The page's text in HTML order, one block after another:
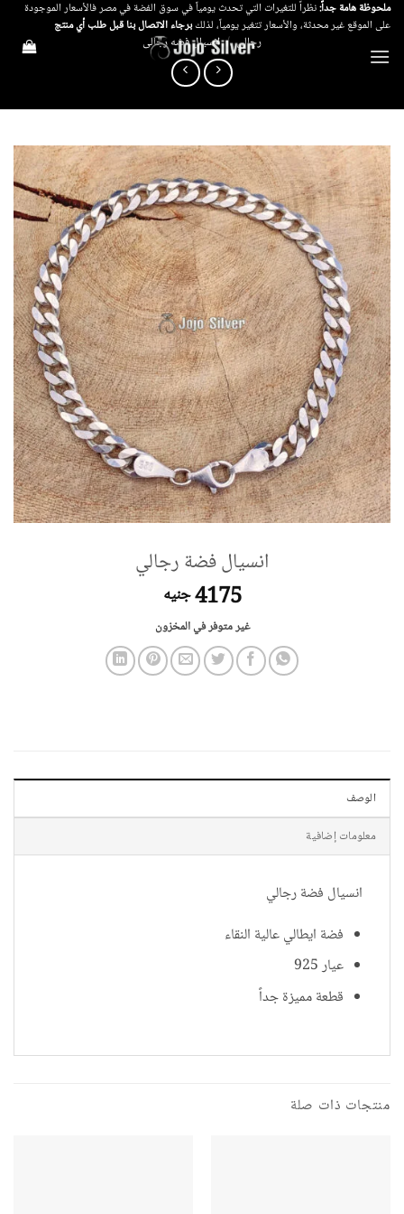
تخطي
للمحتوى
ملحوظة هامة جداً:نظراً للتغيرات التي تحدث يومياً في سوق الفضة في مصر فالأسعار الموجودة
على الموقع غير محدثة، والأسعار تتغير يومياً، لذلكبرجاء الاتصال بنا قبل طلب أي منتج
رجالي / انسيال فضه رجالى
انسيال فضة رجالي
4175جنيه
غير متوفر في المخزون
الوصف
معلومات إضافية
انسيال فضة رجالي
فضة ايطالي عالية النقاء
عيار 925
قطعة مميزة جداً
منتجات ذات صلة